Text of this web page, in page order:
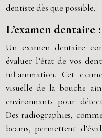
dentiste dès que possible.
L’examen
Un examen dentaire
évaluer l’état de vos
inflammation. Cet
visuelle de la bouche
environnants pour
Des radiographies,
beams, permettent